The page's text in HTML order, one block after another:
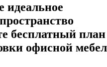
идеальное
бесплатный план
офисной